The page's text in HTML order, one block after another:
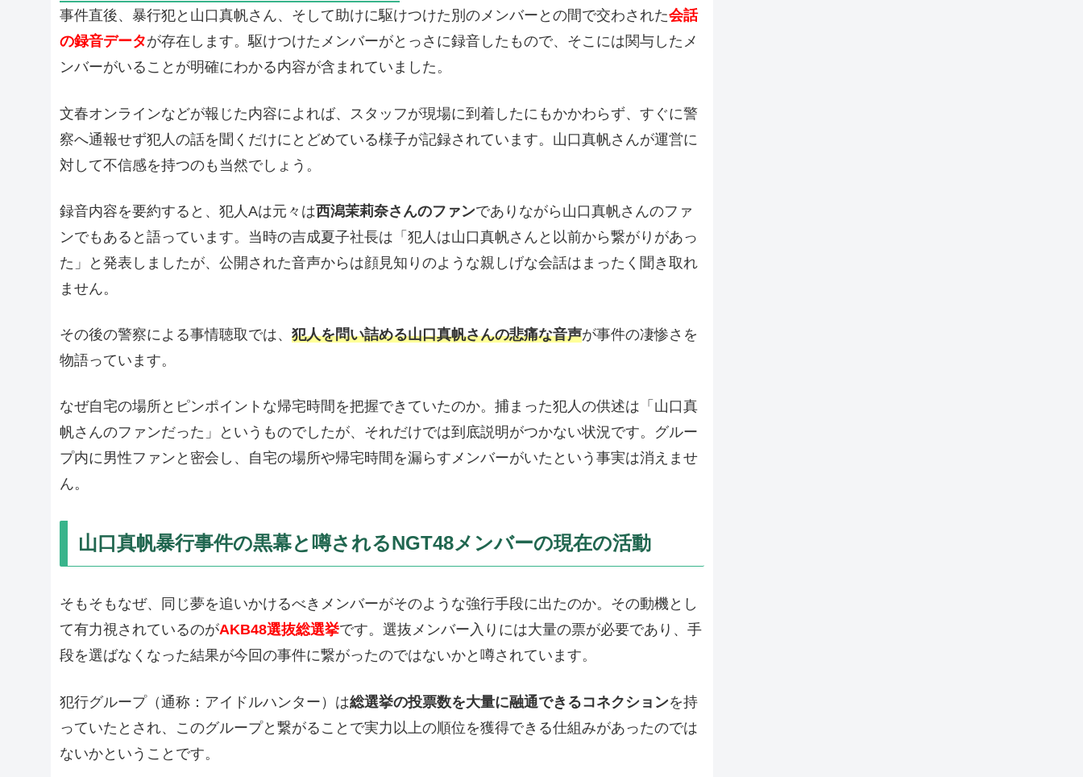
事件直後、暴行犯と山口真帆さん、そして助けに駆けつけた別のメンバーとの間で交わされた会話
の録音データが存在します。駆けつけたメンバーがとっさに録音したもので、そこには関与したメ
ンバーがいることが明確にわかる内容が含まれていました。
文春オンラインなどが報じた内容によれば、スタッフが現場に到着したにもかかわらず、すぐに警
察へ通報せず犯人の話を聞くだけにとどめている様子が記録されています。山口真帆さんが運営に
対して不信感を持つのも当然でしょう。
録音内容を要約すると、犯人Aは元々は西潟茉莉奈さんのファンでありながら山口真帆さんのファ
ンでもあると語っています。当時の吉成夏子社長は「犯人は山口真帆さんと以前から繋がりがあっ
た」と発表しましたが、公開された音声からは顔見知りのような親しげな会話はまったく聞き取れ
ません。
その後の警察による事情聴取では、 犯人を問い詰める山口真帆さんの悲痛な音声が事件の凄惨さを
物語っています。
なぜ自宅の場所とピンポイントな帰宅時間を把握できていたのか。捕まった犯人の供述は「山口真
帆さんのファンだった」というものでしたが、それだけでは到底説明がつかない状況です。グルー
プ内に男性ファンと密会し、自宅の場所や帰宅時間を漏らすメンバーがいたという事実は消えませ
ん。
山口真帆暴行事件の黒幕と噂されるNGT48メンバーの現在の活動
そもそもなぜ、同じ夢を追いかけるべきメンバーがそのような強行手段に出たのか。その動機とし
て有力視されているのがAKB48選抜総選挙です。選抜メンバー入りには大量の票が必要であり、手
段を選ばなくなった結果が今回の事件に繋がったのではないかと噂されています。
犯行グループ（通称：アイドルハンター）は総選挙の投票数を大量に融通できるコネクションを持
っていたとされ、このグループと繋がることで実力以上の順位を獲得できる仕組みがあったのでは
ないかということです。